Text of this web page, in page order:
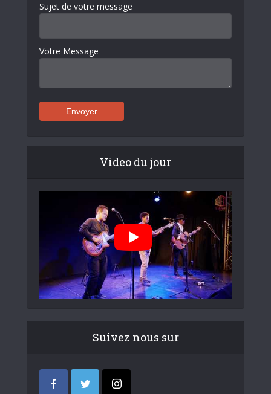
Sujet de votre message
Votre Message
Video du jour
Suivez nous sur